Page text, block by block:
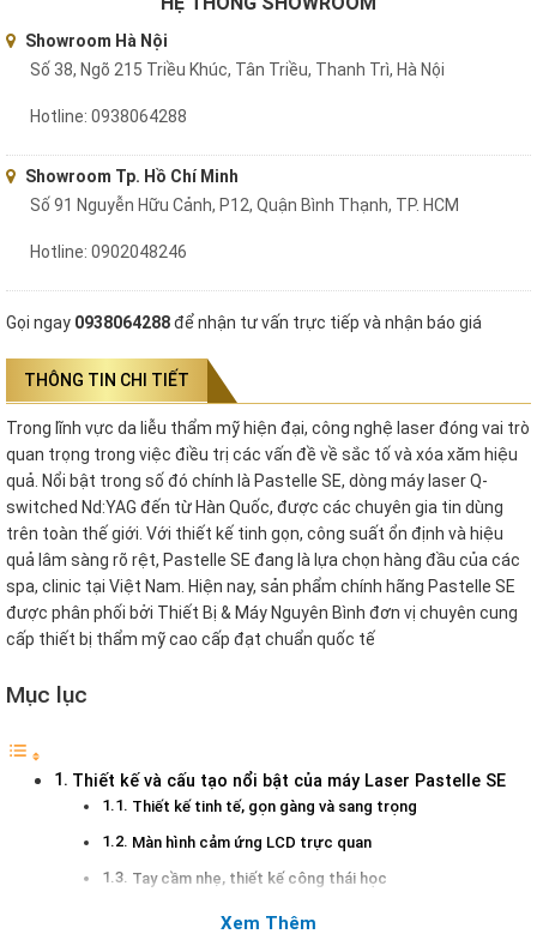
Showroom Hà Nội
Số 38, Ngõ 215 Triều Khúc, Tân Triều, Thanh Trì, Hà Nội
Hotline: 0938064288
Showroom Tp. Hồ Chí Minh
Số 91 Nguyễn Hữu Cảnh, P12, Quận Bình Thạnh, TP. HCM
Hotline: 0902048246
Gọi ngay 0938064288để nhận tư vấn trực tiếp và nhận báo giá
THÔNG TIN CHI TIẾT
Trong lĩnh vực da liễu thẩm mỹ hiện đại, công nghệ laser đóng vai trò
quan trọng trong việc điều trị các vấn đề về sắc tố và xóa xăm hiệu
quả. Nổi bật trong số đó chính là Pastelle SE, dòng máy laser Q-
switched Nd:YAG đến từ Hàn Quốc, được các chuyên gia tin dùng
trên toàn thế giới. Với thiết kế tinh gọn, công suất ổn định và hiệu
quả lâm sàng rõ rệt, Pastelle SE đang là lựa chọn hàng đầu của các
spa, clinic tại Việt Nam. Hiện nay, sản phẩm chính hãng Pastelle SE
được phân phối bởi Thiết Bị & Máy Nguyên Bình đơn vị chuyên cung
cấp thiết bị thẩm mỹ cao cấp đạt chuẩn quốc tế
Mục lục
Thiết kế và cấu tạo nổi bật của máy Laser Pastelle SE
Thiết kế tinh tế, gọn gàng và sang trọng
Màn hình cảm ứng LCD trực quan
Tay cầm nhẹ, thiết kế công thái học
Hệ thống làm mát kép thông minh
Xem Thêm